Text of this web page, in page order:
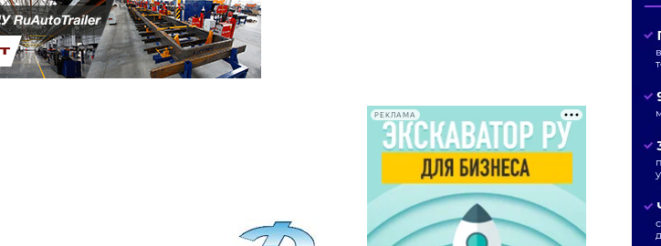
РЕКЛАМА